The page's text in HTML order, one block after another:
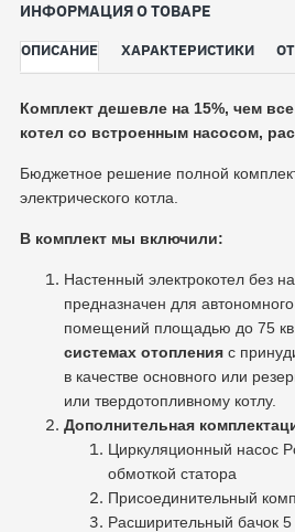
ИНФОРМАЦИЯ О ТОВАРЕ
ОПИСАНИЕ ХАРАКТЕРИСТИКИ
Комплект дешевле на 15%, чем
котел со встроенным насосом,
Бюджетное решение полной
электрического котла.
В комплект мы включили:
Настенный электрокотел без
предназначен для
помещений площадью до 75
системах отопления с
в качестве основного или
или твердотопливному котлу.
Дополнительная
Циркуляционный насос
обмоткой статора
Присоединительный
Расширительный бачок 5